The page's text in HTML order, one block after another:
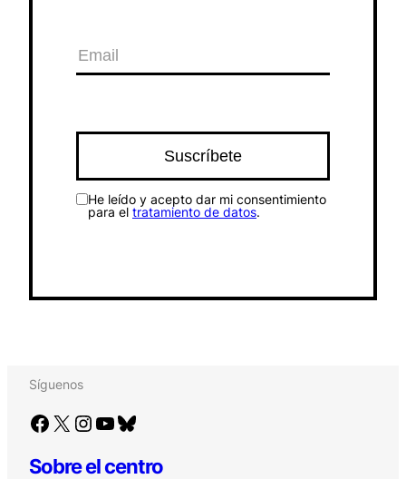
He leído y acepto dar mi consentimiento
para el tratamiento de datos.
Síguenos
Facebook X Instagram YouTube Bluesky
Sobre el centro